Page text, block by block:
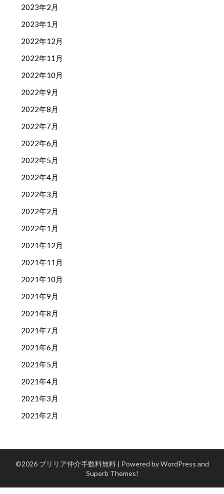
2023年2月
2023年1月
2022年12月
2022年11月
2022年10月
2022年9月
2022年8月
2022年7月
2022年6月
2022年5月
2022年4月
2022年3月
2022年2月
2022年1月
2021年12月
2021年11月
2021年10月
2021年9月
2021年8月
2021年7月
2021年6月
2021年5月
2021年4月
2021年3月
2021年2月
©2026 ブリリア仲介手数料無料 | Powered by WordPress and
Superb Themes!